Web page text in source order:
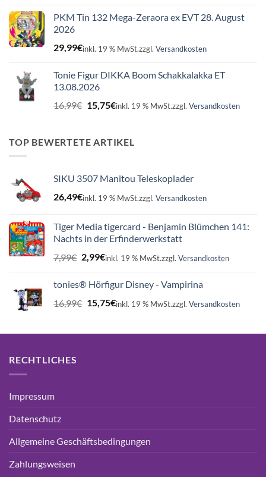
PKM Tin 132 Mega-Zeraora ex EVT 28. August
2026
29,99€inkl. 19 % MwSt.zzgl. Versandkosten
Tonie Figur DIKKA Boom Schakkalakka ET
13.08.2026
16,99€ Ursprünglicher
Preis
16,99€
15,75€Aktueller
15,75€.
inkl. 19 % MwSt.zzgl. Versandkosten
TOP BEWERTETE ARTIKEL
SIKU 3507 Manitou Teleskoplader
26,49€inkl. 19 % MwSt.zzgl. Versandkosten
Tiger Media tigercard - Benjamin Blümchen 141:
Nachts in der Erfinderwerkstatt
7,99€ Ursprünglicher
7,99€
2,99€Aktueller
2,99€.
inkl. 19 % MwSt.zzgl. Versandkosten
tonies® Hörfigur Disney - Vampirina
16,99€ Ursprünglicher
Preis
16,99€
15,75€Aktueller
15,75€.
inkl. 19 % MwSt.zzgl. Versandkosten
RECHTLICHES
Impressum
Datenschutz
Allgemeine Geschäftsbedingungen
Zahlungsweisen